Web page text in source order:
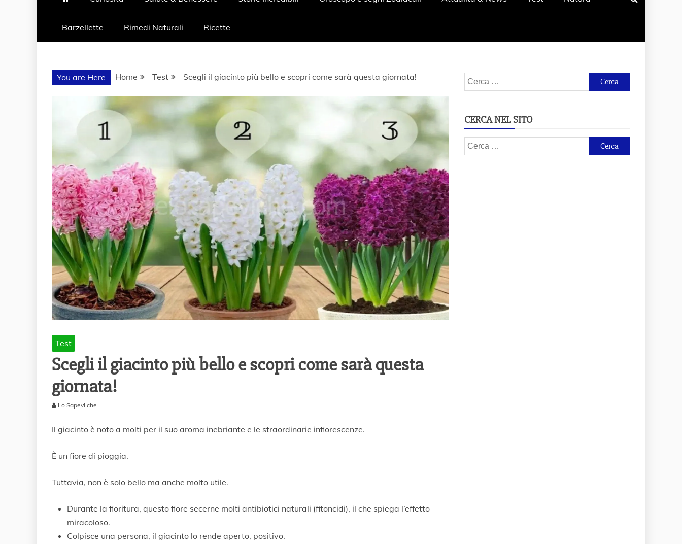
Barzellette Rimedi Naturali Ricette
You are Here Home Test Scegli il giacinto più bello e scopri come sarà questa giornata!
Test
Scegli il giacinto più bello e scopri come sarà questa
giornata!
L
l
2
Lo Sapevi che
Il giacinto è noto a molti per il suo aroma inebriante e le straordinarie infiorescenze.
È un fiore di pioggia.
Tuttavia, non è solo bello ma anche molto utile.
Durante la fioritura, questo fiore secerne molti antibiotici naturali (fitoncidi), il che spiega l’effetto
miracoloso.
Colpisce una persona, il giacinto lo rende aperto, positivo.
Ricerca
per:
CERCA NEL SITO
Ricerca
per: